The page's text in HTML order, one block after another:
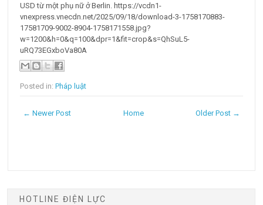
USD từ một phụ nữ ở Berlin. https://vcdn1-
vnexpress.vnecdn.net/2025/09/18/download-3-1758170883-
17581709-9002-8904-1758171558.jpg?
w=1200&h=0&q=100&dpr=1&fit=crop&s=QhSuL5-
uRQ73EGxboVa80A
Posted in:Pháp luật
← Newer Post Older Post →
Home
HOTLINE ĐIỆN LỰC